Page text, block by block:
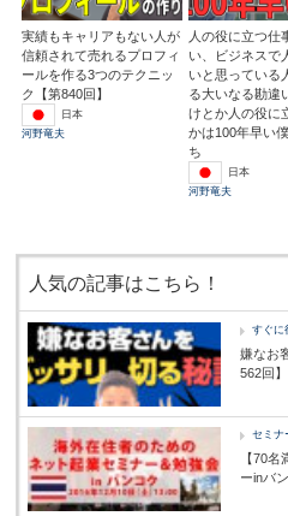
実績もキャリアもない人が
信頼されて売れるプロフィ
ールを作る3つのテクニッ
ク【第840回】
日本
河野竜夫
人の役に立つ仕
い、ビジネスで
いと思っている
る大いなる勘違
けとか人の役に
かは100年早い
ち
日本
河野竜夫
人気の記事はこちら！
すぐに
嫌なお
562回】
セミナ
【70
ーinバ